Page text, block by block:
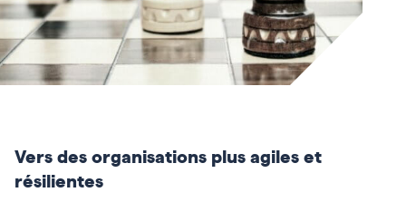
Vers des organisations plus agiles et
résilientes